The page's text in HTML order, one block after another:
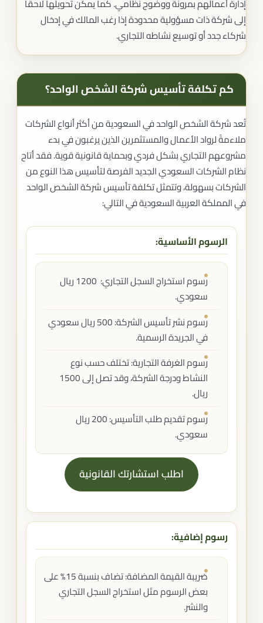
إدارة أعمالهم بمرونة ووضوح نظامي. كما يمكن تحويلها لاحقًا
إلى شركة ذات مسؤولية محدودة إذا رغب المالك في إدخال
شركاء جدد أو توسيع نشاطه التجاري.
كم تكلفة تأسيس شركة الشخص الواحد؟
تُعد شركة الشخص الواحد في السعودية من أكثر أنواع الشركات
ملاءمةً لرواد الأعمال والمستثمرين الذين يرغبون في بدء
مشروعهم التجاري بشكل فردي وبحماية قانونية قوية. فقد أتاح
نظام الشركات السعودي الجديد الفرصة لتأسيس هذا النوع من
الشركات بسهولة، وتتمثل تكلفة تأسيس شركة الشخص الواحد
في المملكة العربية السعودية في التالي:
الرسوم الأساسية:
رسوم استخراج السجل التجاري: 1200 ريال
سعودي.
رسوم نشر تأسيس الشركة: 500 ريال سعودي
في الجريدة الرسمية.
رسوم الغرفة التجارية: تختلف حسب نوع
النشاط ودرجة الشركة، وقد تصل إلى 1500
ريال.
رسوم تقديم طلب التأسيس: 200 ريال
سعودي.
اطلب استشارتك القانونية
رسوم إضافية:
ضريبة القيمة المضافة: تضاف بنسبة 15% على
بعض الرسوم مثل استخراج السجل التجاري
والنشر.